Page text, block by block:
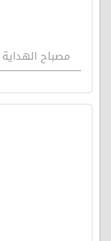
مصباح الهداية 286 - أنواع البكاء لله تعالى ج2